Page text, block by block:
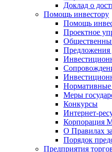
Доклад о
Помощь инвестору
Помощь
Проектное
Предложения
Нормативные
Меры
Конкурсы
Интернет-
Корпорация
О Правилах
Порядок
Предприятия